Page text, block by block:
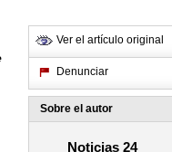
Ver el artículo original
Denunciar
Sobre el autor
Noticias 24